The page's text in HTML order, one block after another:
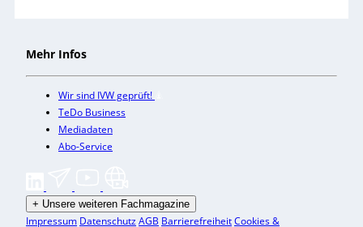
Mehr Infos
Wir sind IVW geprüft!
TeDo Business
Mediadaten
Abo-Service
+ Unsere weiteren Fachmagazine
Impressum DatenschutzAGB BarrierefreiheitCookies &